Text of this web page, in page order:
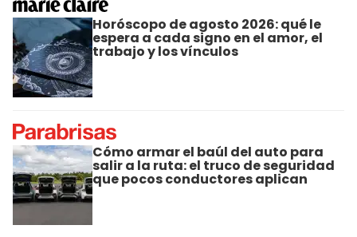
Horóscopo de agosto 2026: qué le
espera a cada signo en el amor, el
trabajo y los vínculos
Cómo armar el baúl del auto para
salir a la ruta: el truco de seguridad
que pocos conductores aplican